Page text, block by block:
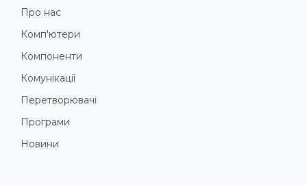
Про нас
Комп'ютери
Компоненти
Комунікації
Перетворювачі
Програми
Новини